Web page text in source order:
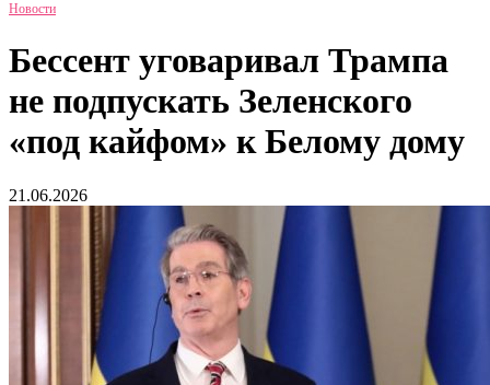
Новости
Бессент уговаривал Трампа
не подпускать Зеленского
«под кайфом» к Белому дому
21.06.2026